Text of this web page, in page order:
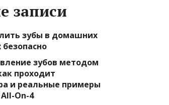
записи
зубы в домашних
безопасно
зубов методом
проходит
и реальные примеры
On-4